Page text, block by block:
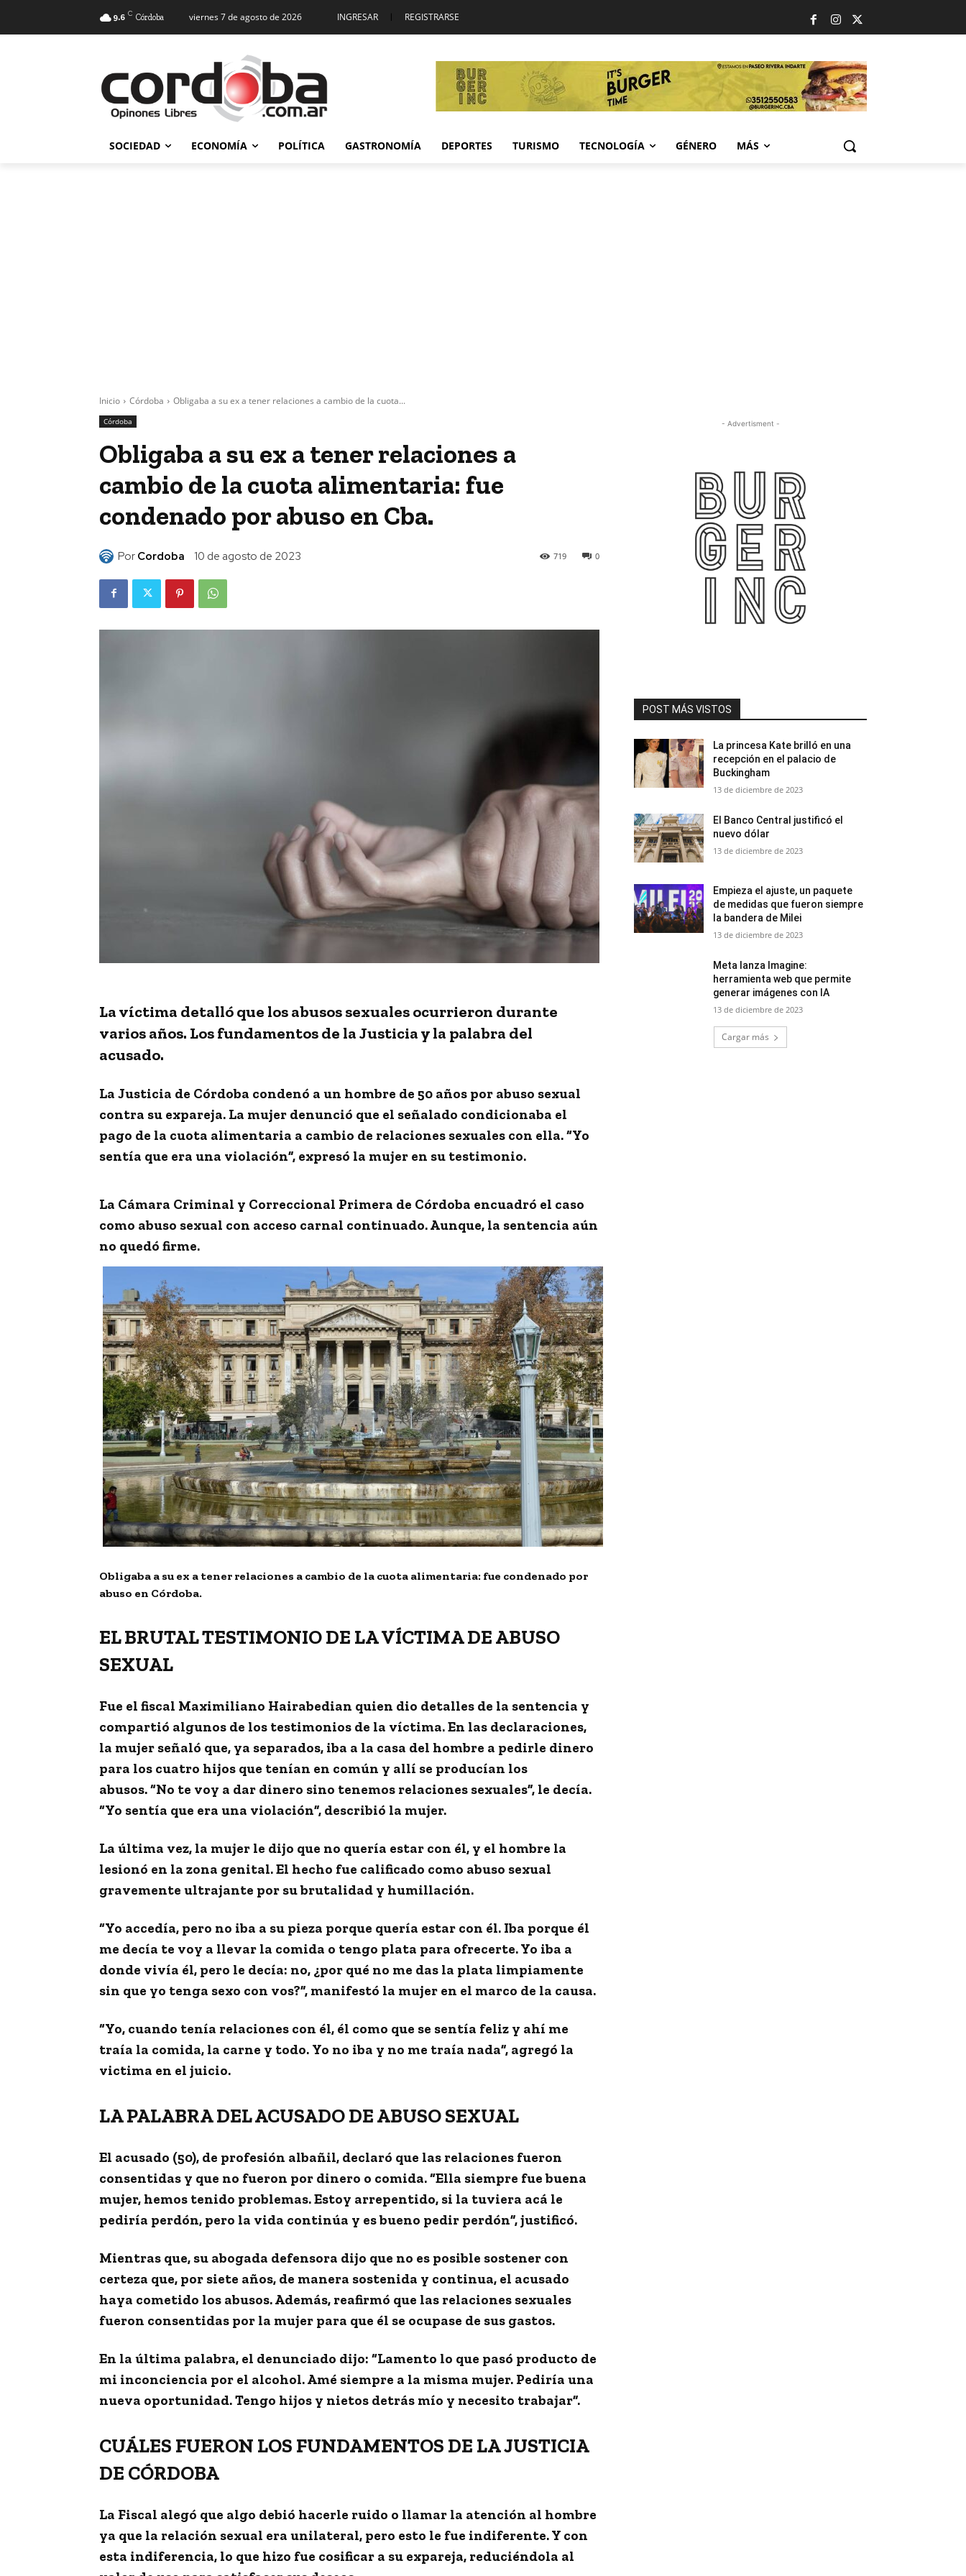
9.6 C Córdoba viernes 7 de agosto de 2026 INGRESAR | REGISTRARSE
SOCIEDAD ECONOMÍA POLÍTICA GASTRONOMÍA DEPORTES TURISMO TECNOLOGÍA GÉNERO MÁS
Inicio Córdoba Obligaba a su ex a tener relaciones a cambio de la cuota...
Córdoba
Obligaba a su ex a tener relaciones a
cambio de la cuota alimentaria: fue
condenado por abuso en Cba.
Por Cordoba 10 de agosto de 2023 0
719
La víctima detalló que los abusos sexuales ocurrieron durante
varios años. Los fundamentos de la Justicia y la palabra del
acusado.
La Justicia de Córdoba condenó a un hombre de 50 años por abuso sexual
contra su expareja. La mujer denunció que el señalado condicionaba el
pago de la cuota alimentaria a cambio de relaciones sexuales con ella. “Yo
sentía que era una violación”, expresó la mujer en su testimonio.
La Cámara Criminal y Correccional Primera de Córdoba encuadró el caso
como abuso sexual con acceso carnal continuado. Aunque, la sentencia aún
no quedó firme.
Obligaba a su ex a tener relaciones a cambio de la cuota alimentaria: fue condenado por
abuso en Córdoba.
EL BRUTAL TESTIMONIO DE LA VÍCTIMA DE ABUSO
SEXUAL
Fue el fiscal Maximiliano Hairabedian quien dio detalles de la sentencia y
compartió algunos de los testimonios de la víctima. En las declaraciones,
la mujer señaló que, ya separados, iba a la casa del hombre a pedirle dinero
para los cuatro hijos que tenían en común y allí se producían los
abusos.“No te voy a dar dinero sino tenemos relaciones sexuales”, le decía.
“Yo sentía que era una violación”, describió la mujer.
La última vez, la mujer le dijo que no quería estar con él, y el hombre la
lesionó en la zona genital. El hecho fue calificado como abuso sexual
gravemente ultrajante por su brutalidad y humillación.
“Yo accedía, pero no iba a su pieza porque quería estar con él. Iba porque él
me decía te voy a llevar la comida o tengo plata para ofrecerte. Yo iba a
donde vivía él, pero le decía: no, ¿por qué no me das la plata limpiamente
sin que yo tenga sexo con vos?”, manifestó la mujer en el marco de la causa.
“Yo, cuando tenía relaciones con él, él como que se sentía feliz y ahí me
traía la comida, la carne y todo. Yo no iba y no me traía nada”, agregó la
victima en el juicio.
LA PALABRA DEL ACUSADO DE ABUSO SEXUAL
El acusado (50), de profesión albañil, declaró que las relaciones fueron
consentidas y que no fueron por dinero o comida. “Ella siempre fue buena
mujer, hemos tenido problemas. Estoy arrepentido, si la tuviera acá le
pediría perdón, pero la vida continúa y es bueno pedir perdón”, justificó.
Mientras que, su abogada defensora dijo que no es posible sostener con
certeza que, por siete años, de manera sostenida y continua, el acusado
haya cometido los abusos. Además, reafirmó que las relaciones sexuales
fueron consentidas por la mujer para que él se ocupase de sus gastos.
En la última palabra, el denunciado dijo: “Lamento lo que pasó producto de
mi inconciencia por el alcohol. Amé siempre a la misma mujer. Pediría una
nueva oportunidad. Tengo hijos y nietos detrás mío y necesito trabajar”.
CUÁLES FUERON LOS FUNDAMENTOS DE LA JUSTICIA
DE CÓRDOBA
La Fiscal alegó que algo debió hacerle ruido o llamar la atención al hombre
ya que la relación sexual era unilateral, pero esto le fue indiferente. Y con
esta indiferencia, lo que hizo fue cosificar a su expareja, reduciéndola al
- Advertisment -
POST MÁS VISTOS
La princesa Kate brilló en una
recepción en el palacio de
Buckingham
13 de diciembre de 2023
El Banco Central justificó el
nuevo dólar
13 de diciembre de 2023
Empieza el ajuste, un paquete
de medidas que fueron siempre
la bandera de Milei
13 de diciembre de 2023
Meta lanza Imagine:
herramienta web que permite
generar imágenes con IA
13 de diciembre de 2023
Cargar más